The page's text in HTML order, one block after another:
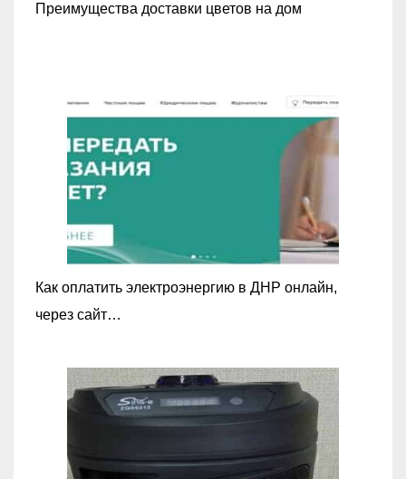
Преимущества доставки цветов на дом
Как оплатить электроэнергию в ДНР онлайн,
через сайт…